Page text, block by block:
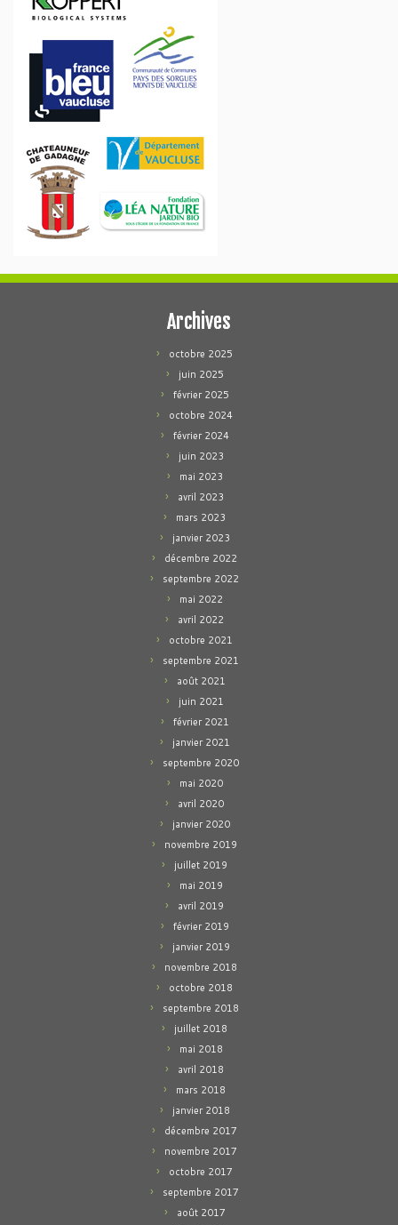
Archives
octobre 2025
juin 2025
février 2025
octobre 2024
février 2024
juin 2023
mai 2023
avril 2023
mars 2023
janvier 2023
décembre 2022
septembre 2022
mai 2022
avril 2022
octobre 2021
septembre 2021
août 2021
juin 2021
février 2021
janvier 2021
septembre 2020
mai 2020
avril 2020
janvier 2020
novembre 2019
juillet 2019
mai 2019
avril 2019
février 2019
janvier 2019
novembre 2018
octobre 2018
septembre 2018
juillet 2018
mai 2018
avril 2018
mars 2018
janvier 2018
décembre 2017
novembre 2017
octobre 2017
septembre 2017
août 2017